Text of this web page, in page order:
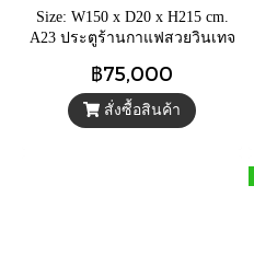
Size: W150 x D20 x H215 cm.
A23 ประตูร้านกาแฟสวยวินเทจ
ดั้งเดิม แกะสลักลายแบบอังกฤษ
฿75,000
สั่งซื้อสินค้า